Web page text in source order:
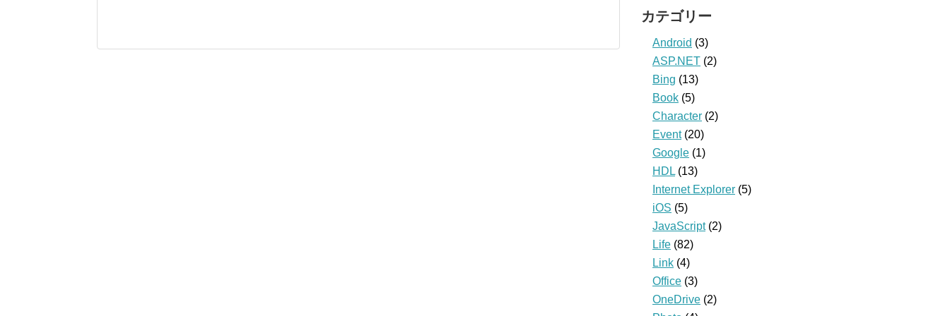
カテゴリー
Android (3)
ASP.NET (2)
Bing (13)
Book (5)
Character (2)
Event(20)
Google (1)
HDL (13)
Internet Explorer (5)
iOS (5)
JavaScript(2)
Life (82)
Link (4)
Office (3)
OneDrive (2)